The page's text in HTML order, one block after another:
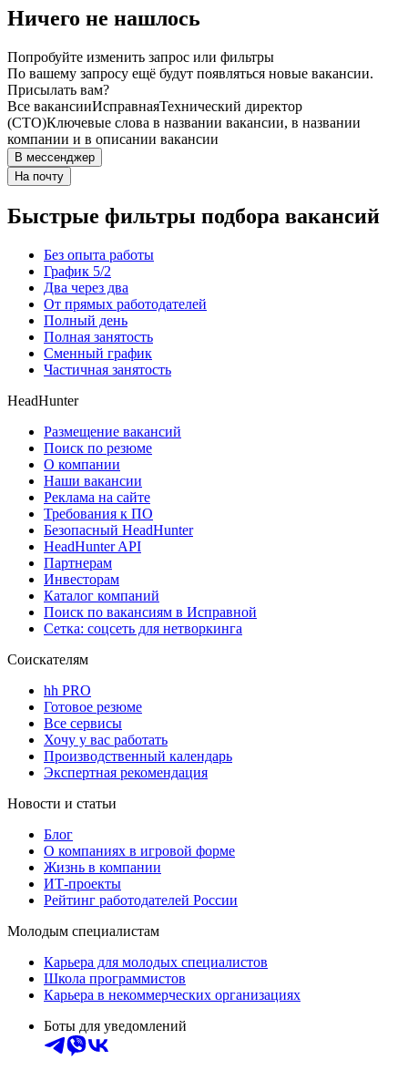
Ничего не нашлось
Попробуйте изменить запрос или фильтры
По вашему запросу ещё будут появляться новые вакансии.
Присылать вам?
Все вакансииИсправнаяТехнический директор
(CTO)Ключевые слова в названии вакансии, в названии
компании и в описании вакансии
В мессенджер
На почту
Быстрые фильтры подбора вакансий
Без опыта работы
График 5/2
Два через два
От прямых работодателей
Полный день
Полная занятость
Сменный график
Частичная занятость
HeadHunter
Размещение вакансий
Поиск по резюме
О компании
Наши вакансии
Реклама на сайте
Требования к ПО
Безопасный HeadHunter
HeadHunter API
Партнерам
Инвесторам
Каталог компаний
Поиск по вакансиям в Исправной
Сетка: соцсеть для нетворкинга
Соискателям
hh PRO
Готовое резюме
Все сервисы
Хочу у вас работать
Производственный календарь
Экспертная рекомендация
Новости и статьи
Блог
О компаниях в игровой форме
Жизнь в компании
ИТ-проекты
Рейтинг работодателей России
Молодым специалистам
Карьера для молодых специалистов
Школа программистов
Карьера в некоммерческих организациях
Боты для уведомлений